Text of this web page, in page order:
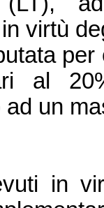
virtù
per
al
un
in